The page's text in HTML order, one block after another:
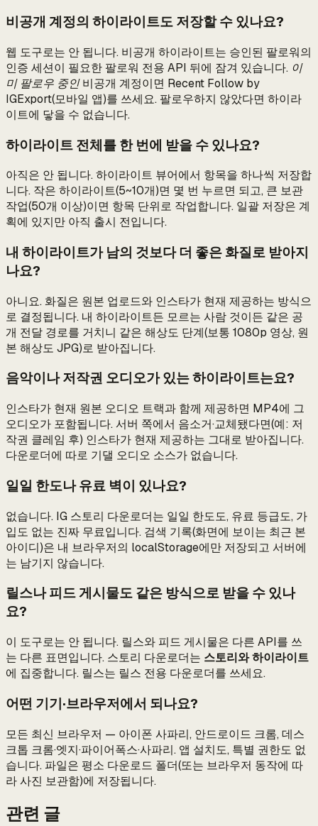
비공개 계정의 하이라이트도 저장할 수 있나요?
웹 도구로는 안 됩니다. 비공개 하이라이트는 승인된 팔로워의
인증 세션이 필요한 팔로워 전용 API 뒤에 잠겨 있습니다. 이
미 팔로우 중인비공개 계정이면 Recent Follow by
IGExport(모바일 앱)를 쓰세요. 팔로우하지 않았다면 하이라
이트에 닿을 수 없습니다.
하이라이트 전체를 한 번에 받을 수 있나요?
아직은 안 됩니다. 하이라이트 뷰어에서 항목을 하나씩 저장합
니다. 작은 하이라이트(5~10개)면 몇 번 누르면 되고, 큰 보관
작업(50개 이상)이면 항목 단위로 작업합니다. 일괄 저장은 계
획에 있지만 아직 출시 전입니다.
내 하이라이트가 남의 것보다 더 좋은 화질로 받아지
나요?
아니요. 화질은 원본 업로드와 인스타가 현재 제공하는 방식으
로 결정됩니다. 내 하이라이트든 모르는 사람 것이든 같은 공
개 전달 경로를 거치니 같은 해상도 단계(보통 1080p 영상, 원
본 해상도 JPG)로 받아집니다.
음악이나 저작권 오디오가 있는 하이라이트는요?
인스타가 현재 원본 오디오 트랙과 함께 제공하면 MP4에 그
오디오가 포함됩니다. 서버 쪽에서 음소거·교체됐다면(예: 저
작권 클레임 후) 인스타가 현재 제공하는 그대로 받아집니다.
다운로더에 따로 기댈 오디오 소스가 없습니다.
일일 한도나 유료 벽이 있나요?
없습니다. IG 스토리 다운로더는 일일 한도도, 유료 등급도, 가
입도 없는 진짜 무료입니다. 검색 기록(화면에 보이는 최근 본
아이디)은 내 브라우저의 localStorage에만 저장되고 서버에
는 남기지 않습니다.
릴스나 피드 게시물도 같은 방식으로 받을 수 있나
요?
이 도구로는 안 됩니다. 릴스와 피드 게시물은 다른 API를 쓰
는 다른 표면입니다. 스토리 다운로더는 스토리와 하이라이트
에 집중합니다. 릴스는 릴스 전용 다운로더를 쓰세요.
어떤 기기·브라우저에서 되나요?
모든 최신 브라우저 — 아이폰 사파리, 안드로이드 크롬, 데스
크톱 크롬·엣지·파이어폭스·사파리. 앱 설치도, 특별 권한도 없
습니다. 파일은 평소 다운로드 폴더(또는 브라우저 동작에 따
라 사진 보관함)에 저장됩니다.
관련 글